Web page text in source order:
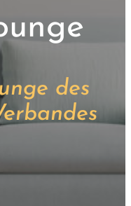
des